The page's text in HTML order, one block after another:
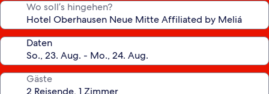
Wo soll’s hingehen?
Daten
Gäste